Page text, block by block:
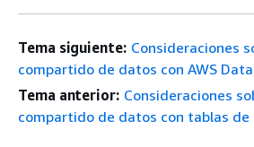
Tema siguiente: Consideraciones
compartido de datos con AWS
Tema anterior: Consideraciones
compartido de datos con tablas